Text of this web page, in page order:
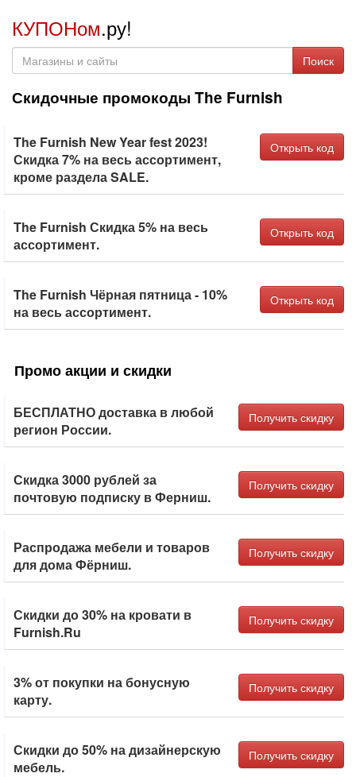
КУПОНом.ру!
Поиск
Скидочные промокоды The Furnish
The Furnish New Year fest 2023!
Скидка 7% на весь ассортимент,
кроме раздела SALE.
Открыть код
The Furnish Скидка 5% на весь
ассортимент.
Открыть код
The Furnish Чёрная пятница - 10%
на весь ассортимент.
Открыть код
Промо акции и скидки
БЕСПЛАТНО доставка в любой
регион России.
Получить скидку
Скидка 3000 рублей за
почтовую подписку в Ферниш.
Получить скидку
Распродажа мебели и товаров
для дома Фёрниш.
Получить скидку
Скидки до 30% на кровати в
Furnish.Ru
Получить скидку
3% от покупки на бонусную
карту.
Получить скидку
Скидки до 50% на дизайнерскую
мебель.
Получить скидку